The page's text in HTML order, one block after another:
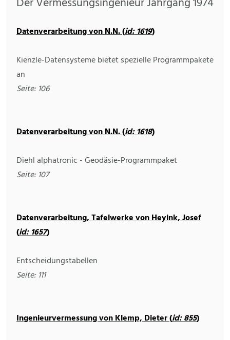
Datenverarbeitung von N.N. (id: 1619)
Kienzle-Datensysteme bietet spezielle Programmpakete
an
Seite: 106
Datenverarbeitung von N.N. (id: 1618)
Diehl alphatronic - Geodäsie-Programmpaket
Seite: 107
Datenverarbeitung, Tafelwerke von Heyink, Josef
(id: 1657)
Entscheidungstabellen
Seite: 111
Ingenieurvermessung von Klemp, Dieter (id: 855)